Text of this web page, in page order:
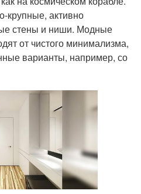
крупные, активно
стены и ниши. Модные
от чистого минимализма,
варианты, например, со